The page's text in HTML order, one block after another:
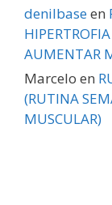
denilbaseen
AUMENTAR
Marcelo en
(RUTINA
MUSCULAR)